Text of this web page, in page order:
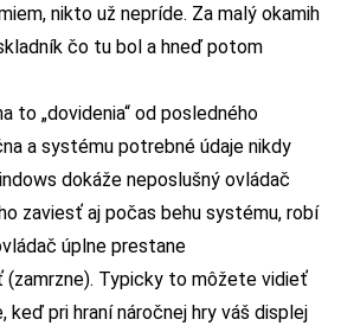
nikto už nepríde. Za malý okamih
čo tu bol a hneď potom
to „dovidenia“ od posledného
a systému potrebné údaje nikdy
dokáže neposlušný ovládač
zaviesť aj počas behu systému, robí
úplne prestane
Typicky to môžete vidieť
keď pri hraní náročnej hry váš displej